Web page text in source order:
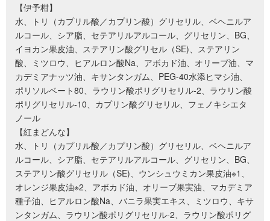
【伊予柑】
水、トリ（カプリル酸／カプリン酸）グリセリル、ベヘニルア
ルコール、シア脂、セテアリルアルコール、グリセリン、BG、
イヨカン果皮油、ステアリン酸グリセル（SE)、ステアリン
酸、ミツロウ、ヒアルロン酸Na、アボカド油、オリーブ油、マ
カデミアナッツ油、キサンタンガム、PEG-40水添ヒマシ油、
ポリソルベート80、ラウリン酸ポリグリセリル-2、ラウリン酸
ポリグリセリル-10、カプリン酸グリセリル、フェノキシエタ
ノール
【紅まどんな】
水、トリ（カプリル酸／カプリン酸）グリセリル、ベヘニルア
ルコール、シア脂、セテアリルアルコール、グリセリン、BG、
ステアリン酸グリセリル（SE)、ウンシュウミカン果皮油※1、
オレンジ果皮油※2、アボカド油、オリーブ果実油、マカデミア
種子油、ヒアルロン酸Na、バニラ果実エキス、ミツロウ、キサ
ンタンガム、ラウリン酸ポリグリセリル-2、ラウリン酸ポリグ